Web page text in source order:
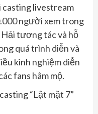
livestream
người xem trong
tương tác và hỗ
quá trình diễn và
kinh nghiệm diễn
fans hâm mộ.